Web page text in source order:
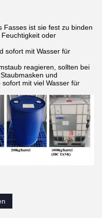
Fasses ist sie fest zu binden
oder
sofort mit Wasser für
reagieren, sollten bei
und
mit viel Wasser für